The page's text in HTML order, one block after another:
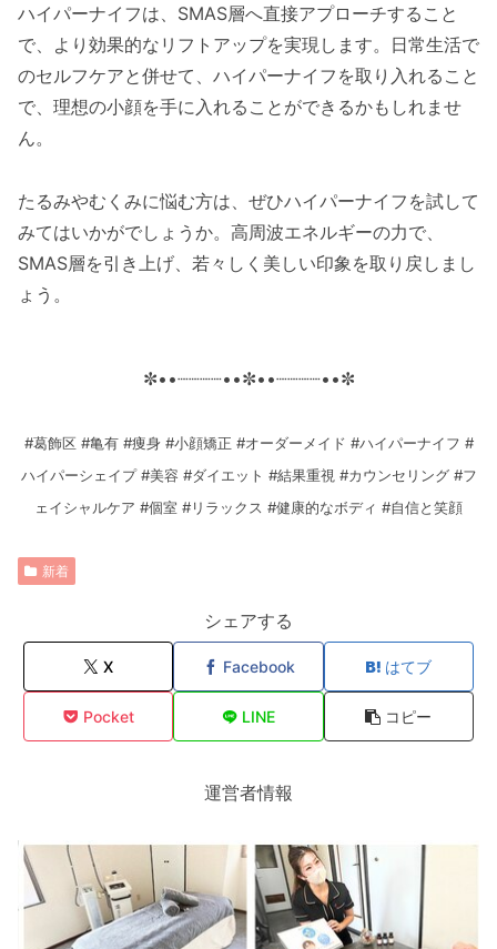
ハイパーナイフは、SMAS層へ直接アプローチすること
で、より効果的なリフトアップを実現します。日常生活で
のセルフケアと併せて、ハイパーナイフを取り入れること
で、理想の小顔を手に入れることができるかもしれませ
ん。
たるみやむくみに悩む方は、ぜひハイパーナイフを試して
みてはいかがでしょうか。高周波エネルギーの力で、
SMAS層を引き上げ、若々しく美しい印象を取り戻しまし
ょう。
✼••┈┈┈┈••✼••┈┈┈┈••✼
#葛飾区 #亀有 #痩身 #小顔矯正 #オーダーメイド #ハイパーナイフ #
ハイパーシェイプ #美容 #ダイエット #結果重視 #カウンセリング #フ
ェイシャルケア #個室 #リラックス #健康的なボディ #自信と笑顔
新着
シェアする
X Facebook はてブ
Pocket LINE コピー
運営者情報